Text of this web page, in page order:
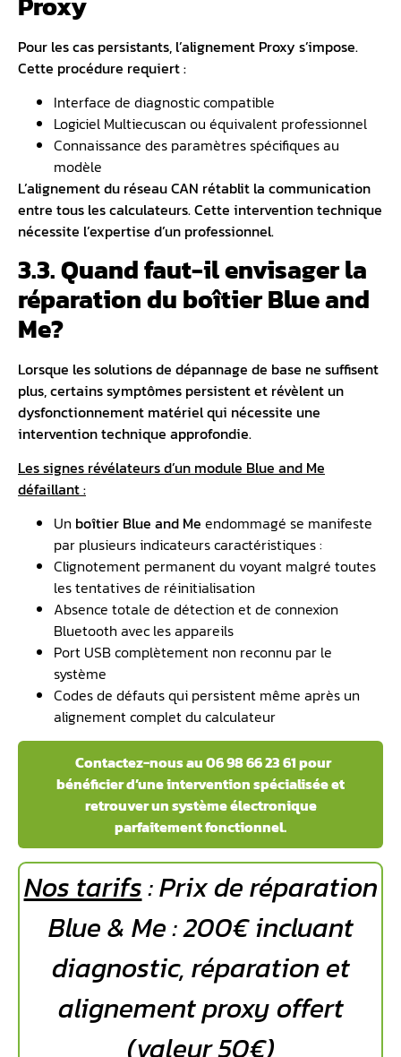
Pour les cas persistants, l’alignement Proxy s’impose.
Cette procédure requiert :
Interface de diagnostic compatible
Logiciel Multiecuscan ou équivalent professionnel
Connaissance des paramètres spécifiques au
modèle
L’alignement du réseau CAN rétablit la communication
entre tous les calculateurs. Cette intervention technique
nécessite l’expertise d’un professionnel.
3.3. Quand faut-il envisager la
réparation du boîtier Blue and
Me?
Lorsque les solutions de dépannage de base ne suffisent
plus, certains symptômes persistent et révèlent un
dysfonctionnement matériel qui nécessite une
intervention technique approfondie.
Les signes révélateurs d’un module Blue and Me
défaillant :
Un boîtier Blue and Me endommagé se manifeste
par plusieurs indicateurs caractéristiques :
Clignotement permanent du voyant malgré toutes
les tentatives de réinitialisation
Absence totale de détection et de connexion
Bluetooth avec les appareils
Port USB complètement non reconnu par le
système
Codes de défauts qui persistent même après un
alignement complet du calculateur
Contactez-nous au 06 98 66 23 61 pour
bénéficier d’une intervention spécialisée et
retrouver un système électronique
parfaitement fonctionnel.
Nos tarifs: Prix de réparation
Blue & Me : 200€ incluant
diagnostic, réparation et
alignement proxy offert
(valeur 50€)